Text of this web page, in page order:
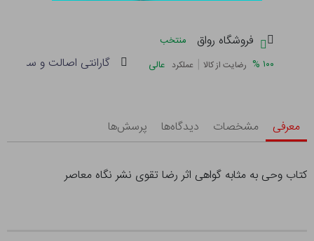
فروشگاه رواق
منتخب
۱۰۰ % رضایت از کالا | عملکرد عالی گارانتی اصالت و سلامت
معرفی مشخصات دیدگاه‌ها پرسش‌ها
کتاب وحی به مثابه گواهی اثر رضا تقوی نشر نگاه معاصر